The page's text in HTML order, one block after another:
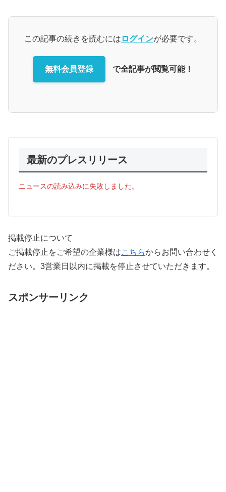
この記事の続きを読むには ログインが必要です。
無料会員登録 で全記事が閲覧可能！
最新のプレスリリース
ニュースの読み込みに失敗しました。
掲載停止について
ご掲載停止をご希望の企業様はこちらからお問い合わせく
ださい。3営業日以内に掲載を停止させていただきます。
スポンサーリンク